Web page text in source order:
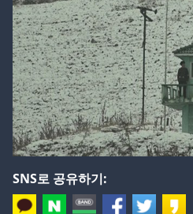
SNS로 공유하기: